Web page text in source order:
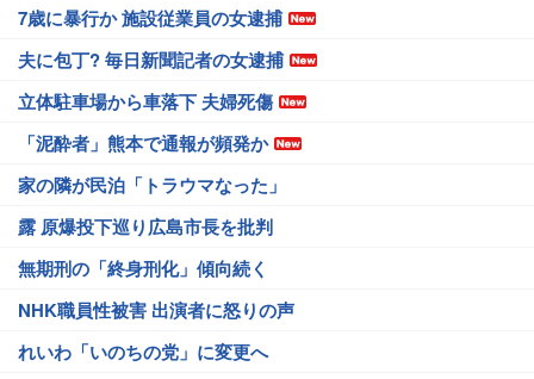
7歳に暴行か 施設従業員の女逮捕
夫に包丁? 毎日新聞記者の女逮捕
立体駐車場から車落下 夫婦死傷
「泥酔者」熊本で通報が頻発か
家の隣が民泊「トラウマなった」
露 原爆投下巡り広島市長を批判
無期刑の「終身刑化」傾向続く
NHK職員性被害 出演者に怒りの声
れいわ「いのちの党」に変更へ